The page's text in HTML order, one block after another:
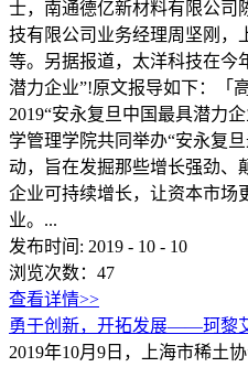
士，南通德亿新材料有限公司
技有限公司业务经理周坚刚，
等。另据报道，太洋科技在今
潜力企业”!原文报导如下：「
2019“安永复旦中国最具潜力
学管理学院共同举办“安永复
动，旨在发掘那些增长强劲、
企业可持续增长，让资本市场
业。...
发布时间: 2019 - 10 - 10
浏览次数： 47
查看详情>>
勇于创新，开拓发展——珂黎
2019年10月9日，上海市稀土